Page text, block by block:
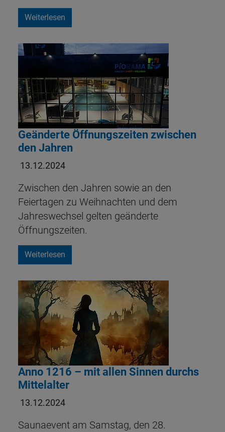
Weiterlesen
Geänderte Öffnungszeiten zwischen
den Jahren
13.12.2024
Zwischen den Jahren sowie an den
Feiertagen zu Weihnachten und dem
Jahreswechsel gelten geänderte
Öffnungszeiten.
Weiterlesen
Anno 1216 – mit allen Sinnen durchs
Mittelalter
13.12.2024
Saunaevent am Samstag, den 28.